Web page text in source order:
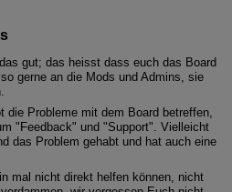
gut; das heisst dass euch das Board
gerne an die Mods und Admins, sie
die Probleme mit dem Board betreffen,
"Feedback" und "Support". Vielleicht
das Problem gehabt und hat auch eine
mal nicht direkt helfen können, nicht